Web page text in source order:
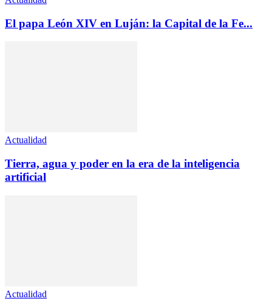
El papa León XIV en Luján: la Capital de la Fe...
Actualidad
Tierra, agua y poder en la era de la inteligencia
artificial
Actualidad